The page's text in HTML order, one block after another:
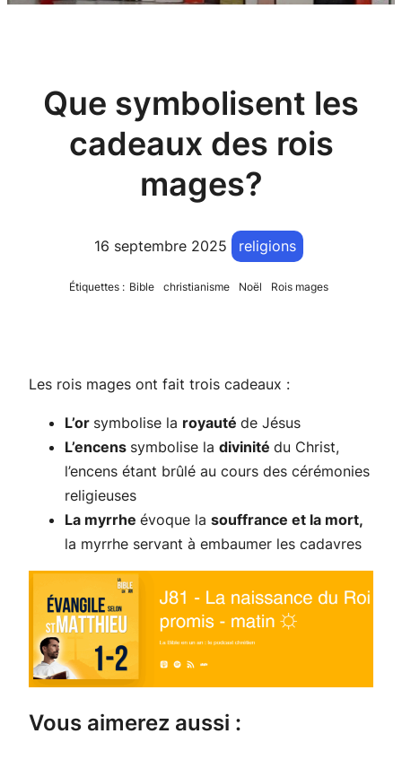
Que symbolisent les
cadeaux des rois
mages?
16 septembre 2025 religions
Étiquettes : Bible christianisme Noël Rois mages
Les rois mages ont fait trois cadeaux :
L’or symbolise la royauté de Jésus
L’encens symbolise la divinité du Christ,
l’encens étant brûlé au cours des cérémonies
religieuses
La myrrhe évoque la souffrance et la mort,
la myrrhe servant à embaumer les cadavres
Vous aimerez aussi :